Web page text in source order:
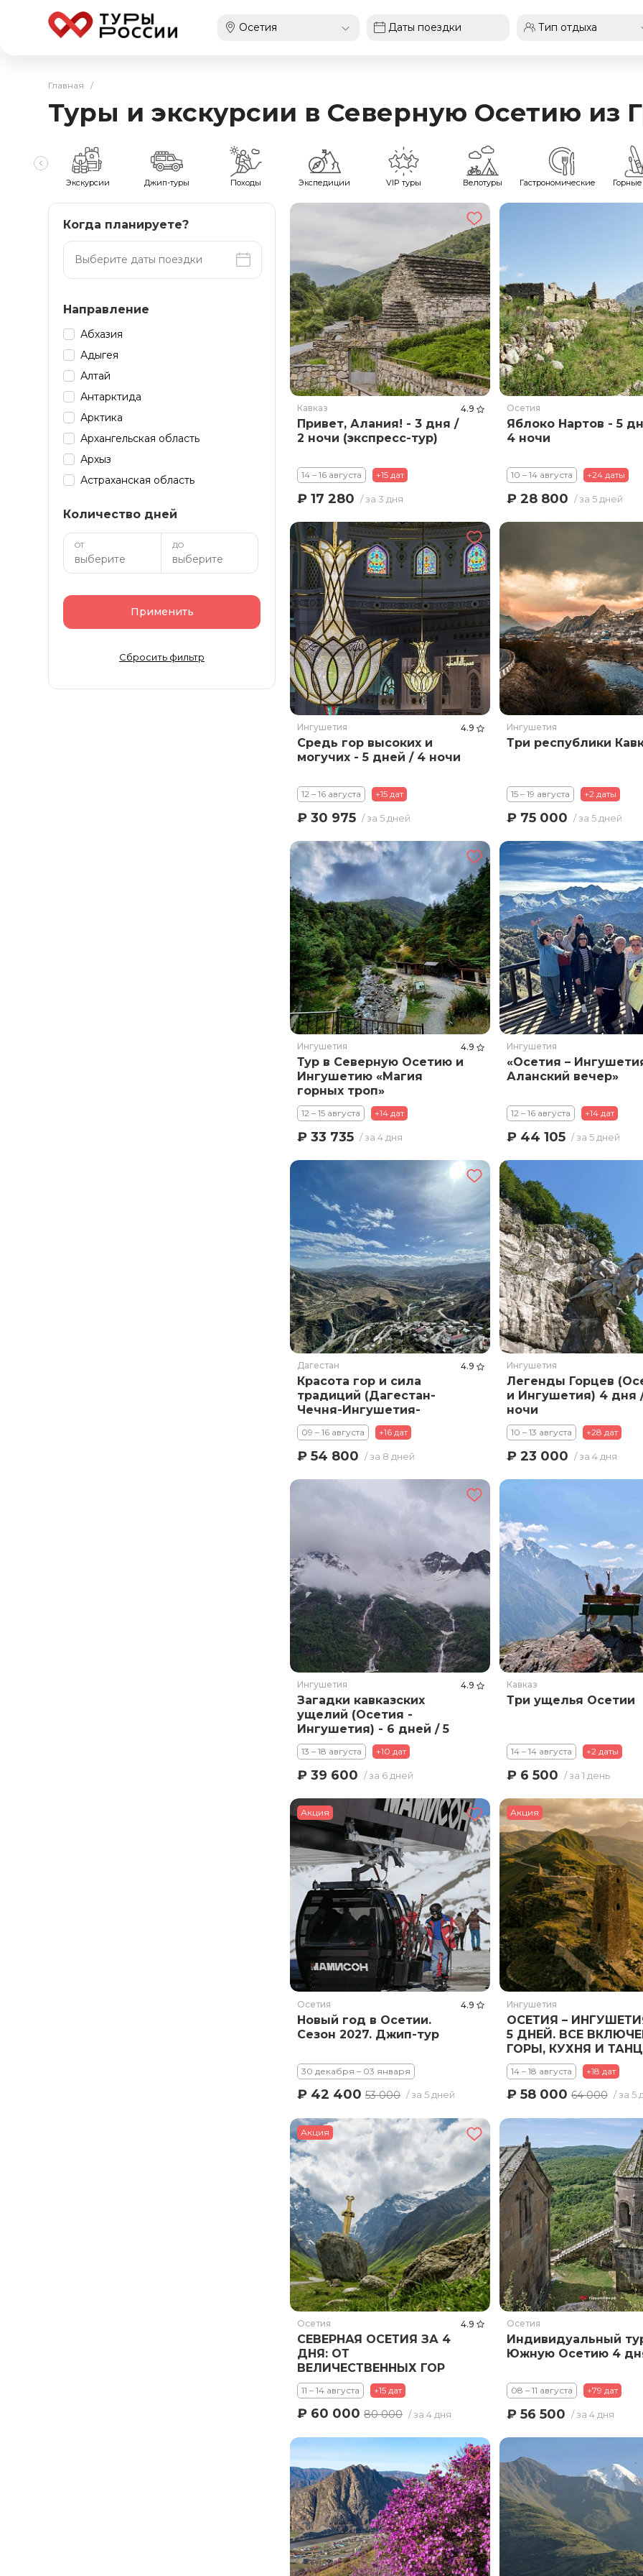
Главная /
Туры и экскурсии в Северную Осетию из
Экскурсии Джип-туры Походы Экспедиции VIP туры Велотуры Гастрономические
Когда планируете?
Направление
Абхазия
Адыгея
Алтай
Антарктида
Арктика
Архангельская область
Архыз
Астраханская область
Башкирия
Бурятия
Дагестан
Забайкалье
Зарубеж
Иркутская область
Количество дней
ОТ ДО
Применить
Сбросить фильтр
Кавказ 4.9
Привет, Алания! - 3 дня /
2 ночи (экспресс-тур)
14 – 16 августа +15 дат
₽ 17 280 / за 3 дня
Осетия
Яблоко Нартов - 5
4 ночи
10 – 14 августа +24 даты
₽ 28 800 / за 5 дней
Ингушетия 4.9
Средь гор высоких и
могучих - 5 дней / 4 ночи
12 – 16 августа +15 дат
₽ 30 975 / за 5 дней
Ингушетия
Три республики
15 – 19 августа +2 даты
₽ 75 000 / за 5 дней
Ингушетия 4.9
Тур в Северную Осетию и
Ингушетию «Магия
горных троп»
12 – 15 августа +14 дат
₽ 33 735 / за 4 дня
Ингушетия
«Осетия –
Аланский вечер»
12 – 16 августа +14 дат
₽ 44 105 / за 5 дней
Дагестан 4.9
Красота гор и сила
традиций (Дагестан-
Чечня-Ингушетия-
Осетия) заезды по
воскресеньям
09 – 16 августа +16 дат
₽ 54 800 / за 8 дней
Ингушетия
Легенды Горцев
и Ингушетия) 4 дня
ночи
10 – 13 августа +28 дат
₽ 23 000 / за 4 дня
Ингушетия 4.9
Загадки кавказских
ущелий (Осетия -
Ингушетия) - 6 дней / 5
ночей
13 – 18 августа +10 дат
₽ 39 600 / за 6 дней
Кавказ
Три ущелья Осетии
14 – 14 августа +2 даты
₽ 6 500 / за 1 день
Акция
Осетия 4.9
Новый год в Осетии.
Сезон 2027. Джип-тур
30 декабря – 03 января
₽ 42 400 53 000 / за 5 дней
Акция
Ингушетия
ОСЕТИЯ –
5 ДНЕЙ. ВСЕ
ГОРЫ, КУХНЯ И
14 – 18 августа +18 дат
₽ 58 00064 000 / за 5
Акция
Осетия 4.9
СЕВЕРНАЯ ОСЕТИЯ ЗА 4
ДНЯ: ОТ
ВЕЛИЧЕСТВЕННЫХ ГОР
ДО ДРЕВНЕГО НАСЛЕДИЯ
11 – 14 августа +15 дат
₽ 60 000 80 000 / за 4 дня
Осетия
Индивидуальный
Южную Осетию 4
08 – 11 августа +79 дат
₽ 56 500 / за 4 дня